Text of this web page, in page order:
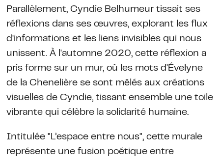
Parallèlement, Cyndie Belhumeur tissait ses
réflexions dans ses œuvres, explorant les flux
d'informations et les liens invisibles qui nous
unissent. À l'automne 2020, cette réflexion a
pris forme sur un mur, où les mots d'Évelyne
de la Chenelière se sont mêlés aux créations
visuelles de Cyndie, tissant ensemble une toile
vibrante qui célèbre la solidarité humaine.
Intitulée "L’espace entre nous", cette murale
représente une fusion poétique entre